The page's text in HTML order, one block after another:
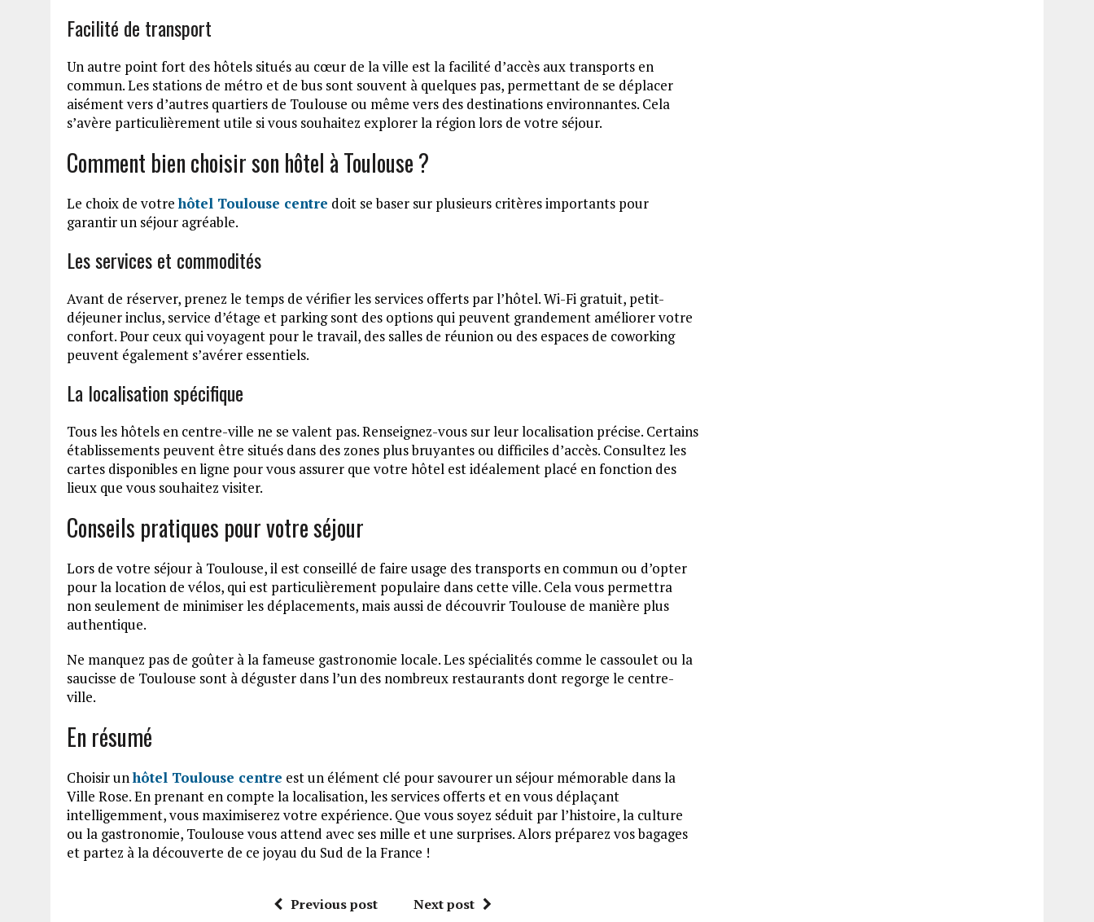
Facilité de transport
Un autre point fort des hôtels situés au cœur de la ville est la facilité d’accès aux transports en
commun. Les stations de métro et de bus sont souvent à quelques pas, permettant de se déplacer
aisément vers d’autres quartiers de Toulouse ou même vers des destinations environnantes. Cela
s’avère particulièrement utile si vous souhaitez explorer la région lors de votre séjour.
Comment bien choisir son hôtel à Toulouse ?
Le choix de votrehôtel Toulouse centre doit se baser sur plusieurs critères importants pour
garantir un séjour agréable.
Les services et commodités
Avant de réserver, prenez le temps de vérifier les services offerts par l’hôtel. Wi-Fi gratuit, petit-
déjeuner inclus, service d’étage et parking sont des options qui peuvent grandement améliorer votre
confort. Pour ceux qui voyagent pour le travail, des salles de réunion ou des espaces de coworking
peuvent également s’avérer essentiels.
La localisation spécifique
Tous les hôtels en centre-ville ne se valent pas. Renseignez-vous sur leur localisation précise. Certains
établissements peuvent être situés dans des zones plus bruyantes ou difficiles d’accès. Consultez les
cartes disponibles en ligne pour vous assurer que votre hôtel est idéalement placé en fonction des
lieux que vous souhaitez visiter.
Conseils pratiques pour votre séjour
Lors de votre séjour à Toulouse, il est conseillé de faire usage des transports en commun ou d’opter
pour la location de vélos, qui est particulièrement populaire dans cette ville. Cela vous permettra
non seulement de minimiser les déplacements, mais aussi de découvrir Toulouse de manière plus
authentique.
Ne manquez pas de goûter à la fameuse gastronomie locale. Les spécialités comme le cassoulet ou la
saucisse de Toulouse sont à déguster dans l’un des nombreux restaurants dont regorge le centre-
ville.
En résumé
Choisir unhôtel Toulouse centre est un élément clé pour savourer un séjour mémorable dans la
Ville Rose. En prenant en compte la localisation, les services offerts et en vous déplaçant
intelligemment, vous maximiserez votre expérience. Que vous soyez séduit par l’histoire, la culture
ou la gastronomie, Toulouse vous attend avec ses mille et une surprises. Alors préparez vos bagages
et partez à la découverte de ce joyau du Sud de la France !
Previous post Next post